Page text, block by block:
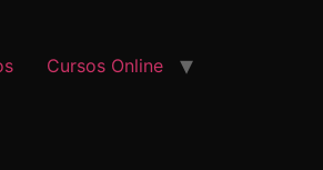
Cursos Online